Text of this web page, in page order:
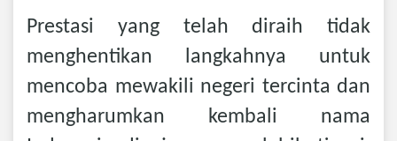
Prestasi yang telah diraih tidak
menghentikan langkahnya untuk
mencoba mewakili negeri tercinta dan
mengharumkan kembali nama